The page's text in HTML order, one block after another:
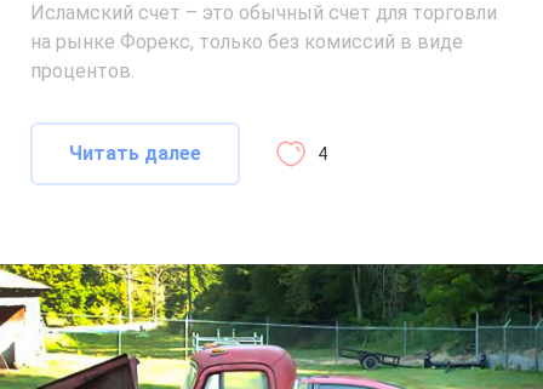
Исламский счет – это обычный счет для торговли
на рынке Форекс, только без комиссий в виде
процентов.
Читать далее 4